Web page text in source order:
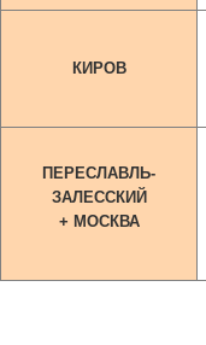
КИРОВ
ПЕРЕСЛАВЛЬ-
ЗАЛЕССКИЙ
+ МОСКВА